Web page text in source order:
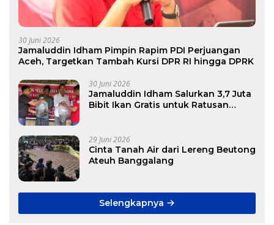
30 Juni 2026
Jamaluddin Idham Pimpin Rapim PDI Perjuangan
Aceh, Targetkan Tambah Kursi DPR RI hingga DPRK
30 Juni 2026
Jamaluddin Idham Salurkan 3,7 Juta
Bibit Ikan Gratis untuk Ratusan
29 Juni 2026
Cinta Tanah Air dari Lereng Beutong
Ateuh Banggalang
Selengkapnya